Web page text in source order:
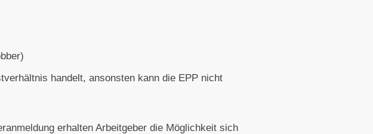
handelt, ansonsten kann die EPP nicht
erhalten Arbeitgeber die Möglichkeit sich